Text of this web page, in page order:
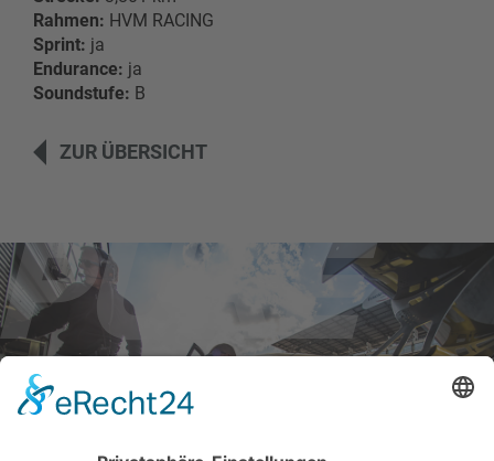
Rahmen: HVM RACING
Sprint: ja
Endurance: ja
Soundstufe: B
ZUR ÜBERSICHT